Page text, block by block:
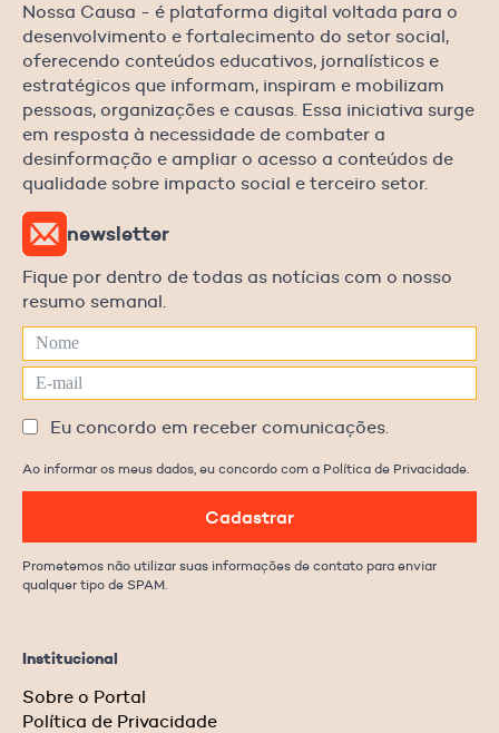
Nossa Causa - é plataforma digital voltada para o
desenvolvimento e fortalecimento do setor social,
oferecendo conteúdos educativos, jornalísticos e
estratégicos que informam, inspiram e mobilizam
pessoas, organizações e causas. Essa iniciativa surge
em resposta à necessidade de combater a
desinformação e ampliar o acesso a conteúdos de
qualidade sobre impacto social e terceiro setor.
Institucional
Sobre o Portal
Política de Privacidade
newsletter
Fique por dentro de todas as notícias com o nosso
resumo semanal.
Eu concordo em receber comunicações.
Ao informar os meus dados, eu concordo com a Política de Privacidade.
Cadastrar
Prometemos não utilizar suas informações de contato para enviar
qualquer tipo de SPAM.